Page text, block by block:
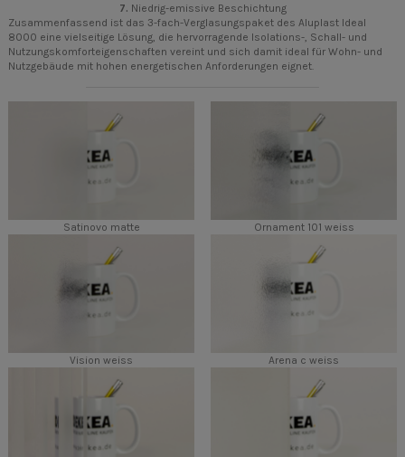
7. Niedrig-emissive Beschichtung
Zusammenfassend ist das 3-fach-Verglasungspaket des Aluplast Ideal
8000 eine vielseitige Lösung, die hervorragende Isolations-, Schall- und
Nutzungskomforteigenschaften vereint und sich damit ideal für Wohn- und
Nutzgebäude mit hohen energetischen Anforderungen eignet.
Satinovo matte Ornament 101 weiss
Vision weiss Arena c weiss